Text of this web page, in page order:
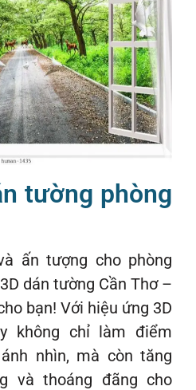
tường phòng
ấn tượng cho phòng
dán tường Cần Thơ –
bạn! Với hiệu ứng 3D
không chỉ làm điểm
nhìn, mà còn tăng
và thoáng đãng cho